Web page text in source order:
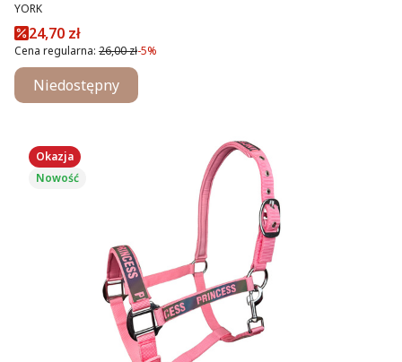
PRODUCENT
YORK
Cena promocyjna
24,70 zł
Cena regularna: 26,00 zł-5%
Niedostępny
Okazja
Nowość